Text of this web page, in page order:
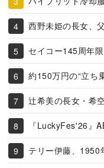
西野未姫の長女、
セイコー145周年
約150万円の“立ち
辻希美の長女・希
『LuckyFes'26』
テリー伊藤、1950